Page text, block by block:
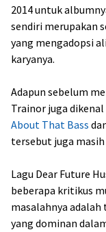
2014 untuk
sendiri merupakan
yang mengadopsi
karyanya.
Adapun sebelum
Trainor juga
About That Bass
tersebut juga
Lagu Dear Future
beberapa kritikus
masalahnya
yang dominan